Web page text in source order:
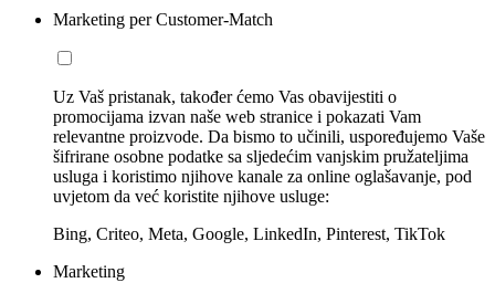
Marketing per Customer-Match
Uz Vaš pristanak, također ćemo Vas obavijestiti o
promocijama izvan naše web stranice i pokazati Vam
relevantne proizvode. Da bismo to učinili, uspoređujemo Vaše
šifrirane osobne podatke sa sljedećim vanjskim pružateljima
usluga i koristimo njihove kanale za online oglašavanje, pod
uvjetom da već koristite njihove usluge:
Bing, Criteo, Meta, Google, LinkedIn, Pinterest, TikTok
Marketing